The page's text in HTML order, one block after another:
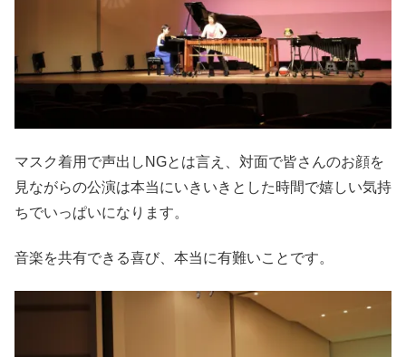
マスク着用で声出しNGとは言え、対面で皆さんのお顔を
見ながらの公演は本当にいきいきとした時間で嬉しい気持
ちでいっぱいになります。
音楽を共有できる喜び、本当に有難いことです。